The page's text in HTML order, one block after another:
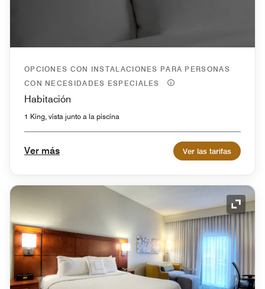
OPCIONES CON INSTALACIONES PARA PERSONAS
CON NECESIDADES ESPECIALES
Habitación
1 King, vista junto a la piscina
Ver más Ver las tarifas
Icono